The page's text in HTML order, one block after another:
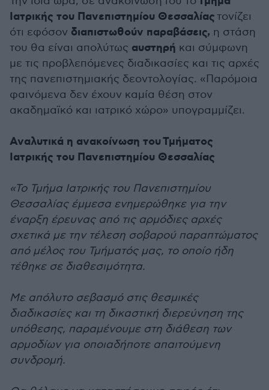
Ιατρικής του Πανεπιστημίου Θεσσαλίαςτονίζει
ότι εφόσον διαπιστωθούν παραβάσεις, η στάση
του θα είναι απολύτως αυστηρή και σύμφωνη
με τις προβλεπόμενες διαδικασίες και τις αρχές
της πανεπιστημιακής δεοντολογίας. «Παρόμοια
φαινόμενα δεν έχουν καμία θέση στον
ακαδημαϊκό και ιατρικό χώρο» υπογραμμίζει.
Αναλυτικά η ανακοίνωση του Τμήματος
Ιατρικής του Πανεπιστημίου Θεσσαλίας
«Το Τμήμα Ιατρικής του Πανεπιστημίου
Θεσσαλίας έμμεσα ενημερώθηκε για την
έναρξη έρευνας από τις αρμόδιες αρχές
σχετικά με την τέλεση σοβαρού παραπτώματος
από μέλος του Τμήματός μας, το οποίο ήδη
τέθηκε σε διαθεσιμότητα.
Με απόλυτο σεβασμό στις θεσμικές
διαδικασίες και τη δικαστική διερεύνηση της
υπόθεσης, παραμένουμε στη διάθεση των
αρμοδίων για οποιαδήποτε απαιτούμενη
συνδρομή.